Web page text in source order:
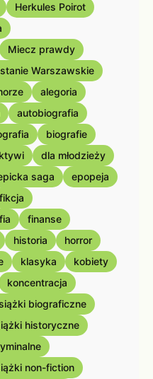
Herkules Poirot
Miecz prawdy
Warszawskie
alegoria
autobiografia
biografie
dla młodzieży
saga
epopeja
fikcja
finanse
historia
horror
klasyka
kobiety
koncentracja
biograficzne
historyczne
non-fiction